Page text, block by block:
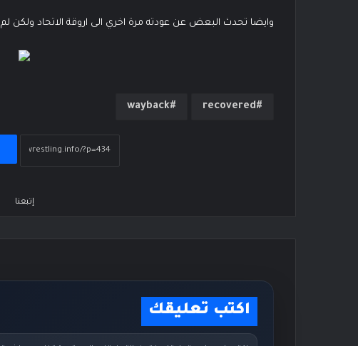
وايضا تحدث البعض عن عودته مرة اخري الى اروقة الاتحاد ولكن لم
recovered
wayback
إتبعنا
اكتب تعليقك